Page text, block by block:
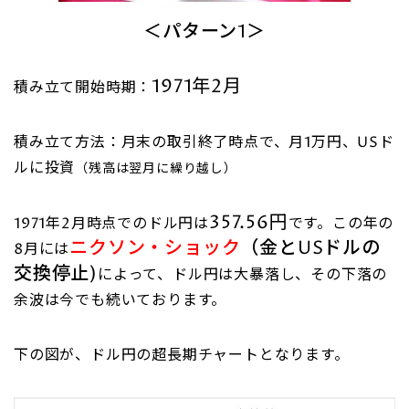
＜パターン1＞
積み立て開始時期： 1971年2月
積み立て方法：月末の取引終了時点で、月1万円、USド
ルに投資
（残高は翌月に繰り越し）
1971年2月時点でのドル円は357.56円です。この年の
8月にはニクソン・ショック （金とUSドルの
交換停止) によって、ドル円は大暴落し、その下落の
余波は今でも続いております。
下の図が、ドル円の超長期チャートとなります。